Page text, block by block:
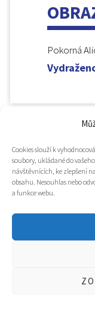
Cookies slouží k
soubory, ukládané do
návštěvnících, ke zlepšení
obsahu. Nesouhlas nebo
a funkce webu.
Pokorná
Tvorba webu a